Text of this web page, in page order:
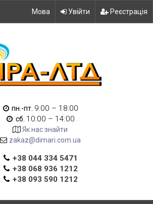
Мова Увійти Реєстрація
пн.-пт. 9:00 – 18:00
сб. 10:00 – 14:00
Як нас знайти
zakaz@dimari.com.ua
+38 044 334 5471
+38 068 936 1212
+38 093 590 1212